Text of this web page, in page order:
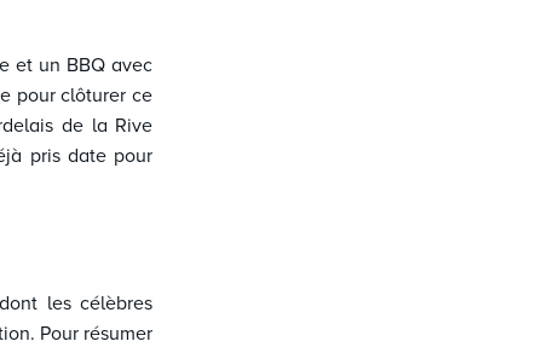
et un BBQ avec
pour clôturer ce
de la Rive
pris date pour
les célèbres
Pour résumer